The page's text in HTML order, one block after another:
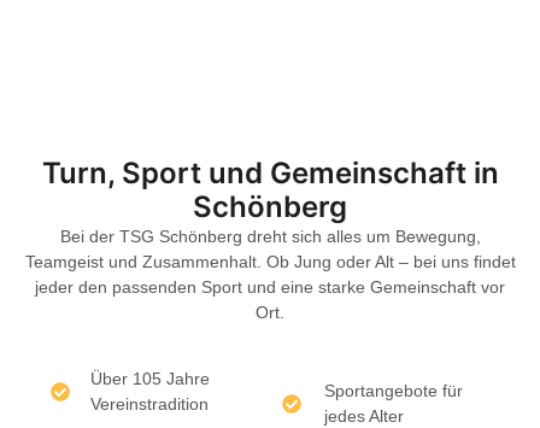
Turn, Sport und Gemeinschaft in
Schönberg
Bei der TSG Schönberg dreht sich alles um Bewegung,
Teamgeist und Zusammenhalt. Ob Jung oder Alt – bei uns findet
jeder den passenden Sport und eine starke Gemeinschaft vor
Ort.
Über 105 Jahre
Vereinstradition
Sportangebote für
jedes Alter